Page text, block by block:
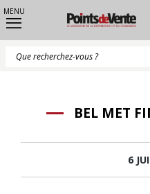
MENU
BEL MET
6